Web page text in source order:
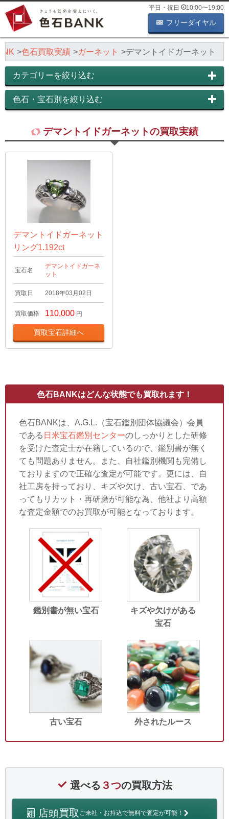
平日・祝日 10:00〜19:00
フリーダイヤル
色石買取実績 ガーネット デマントイドガーネット
カテゴリーを絞り込む
色石・宝石別を絞り込む
デマントイドガーネットの買取実績
デマントイドガーネット
リング1.192ct
宝石名
デマントイドガーネ
ット
買取日 2018年03月02日
買取価格 110,000 円
買取宝石詳細へ
色石BANKはどんな状態でも買取れます！
色石BANKは、A.G.L.（宝石鑑別団体協議会）会員
である 日米宝石鑑別センターのしっかりとした研修
を受けた査定士が在籍しているので、鑑別書が無く
ても問題ありません。また、自社鑑別機関も完備し
ておりますので正確な査定が可能です。更には、自
社工房を持っており、キズや欠け、古い宝石、であ
ってもリカット・再研磨が可能な為、他社より高額
な査定金額でのお買取が可能となっております。
鑑別書が無い宝石
キズや欠けがある
宝石
古い宝石 外されたルース
選べる ３つの買取方法
店頭買取 ご来社・お持込で無料で査定が可能！